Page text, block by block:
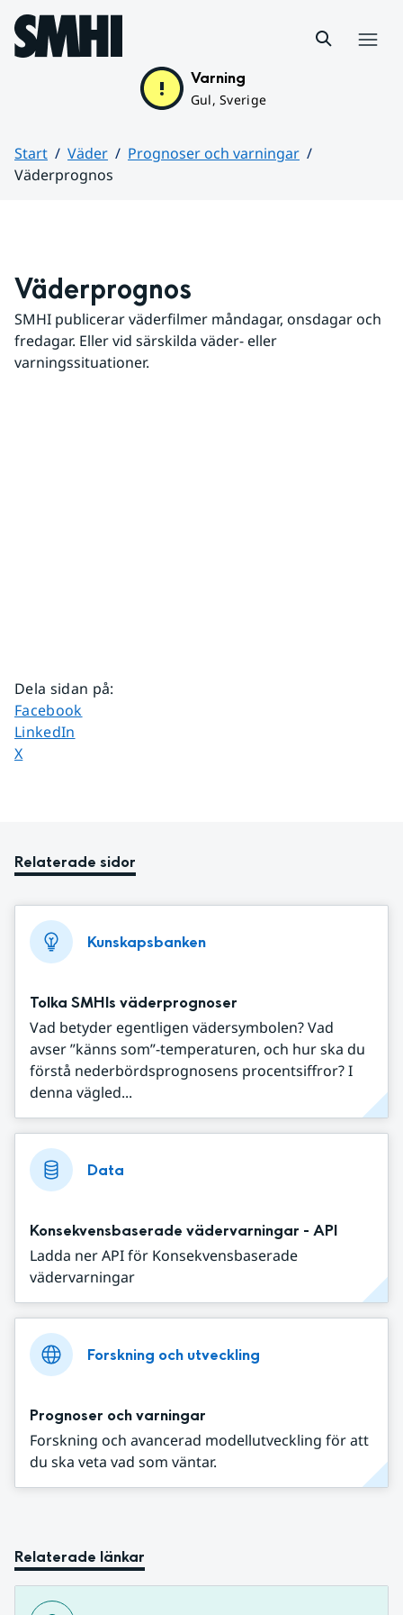
Hoppa till sidans innehåll
Varning
Gul, Sverige
Start Väder
Prognoser och varningar
Väderprognos
Väderprognos
SMHI publicerar väderfilmer måndagar, onsdagar och
fredagar. Eller vid särskilda väder- eller
varningssituationer.
Dela sidan på:
Dela sidan på
Facebook
Dela sidan på
LinkedIn
Dela sidan på
X
Relaterade sidor
Kunskapsbanken
Tolka SMHIs väderprognoser
Vad betyder egentligen vädersymbolen? Vad
avser ”känns som”-temperaturen, och hur ska du
förstå nederbördsprognosens procentsiffror? I
denna vägled...
Data
Konsekvensbaserade vädervarningar - API
Ladda ner API för Konsekvensbaserade
vädervarningar
Forskning och utveckling
Prognoser och varningar
Forskning och avancerad modellutveckling för att
du ska veta vad som väntar.
Relaterade länkar